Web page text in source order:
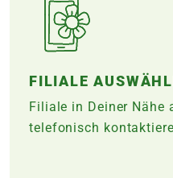
FILIALE
Filiale in Deiner Nähe
telefonisch